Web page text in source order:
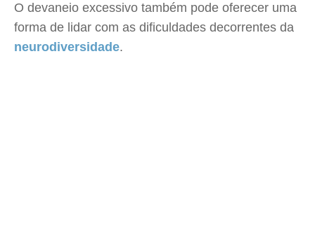
O devaneio excessivo também pode oferecer uma
forma de lidar com as dificuldades decorrentes da
neurodiversidade.